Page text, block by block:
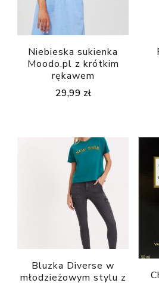
Niebieska sukienka
Moodo.pl z krótkim
rękawem
29,99 zł
Bluzka Diverse w
młodzieżowym stylu z